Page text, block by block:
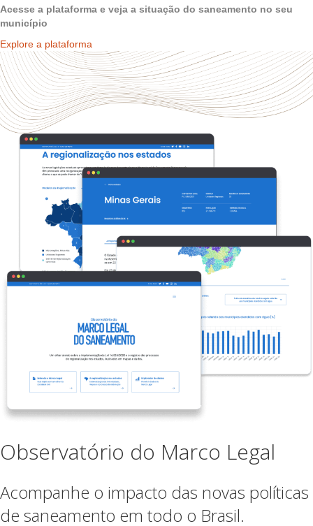
Acesse a plataforma e veja a situação do saneamento no seu
município
Explore a plataforma
Observatório do Marco Legal
Acompanhe o impacto das novas políticas
de saneamento em todo o Brasil.